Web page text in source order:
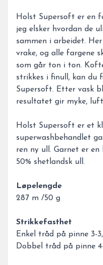
Description
Holst Supersoft er en
jeg elsker hvordan de
sammen i arbeidet.
vrake, og alle fargene
som går ton i ton.
strikkes i finull, kan
Supersoft. Etter vask
resultatet gir myke,
Holst Supersoft er et
superwashbehandlet
ren ny ull. Garnet er
50% shetlandsk ull.
Løpelengde
287 m /50 g
Strikkefasthet
Enkel tråd på pinne 3-
Dobbel tråd på pinne